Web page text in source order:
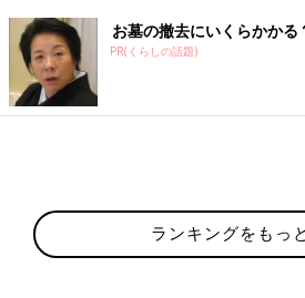
お墓の撤去にいくらかかる
PR(くらしの話題)
ランキングをもっ